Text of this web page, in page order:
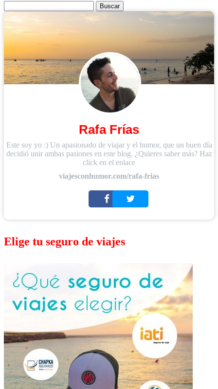
Rafa Frías
Este soy yo :) Un apasionado de viajar y el humor, que un buen día
decidió unir ambas pasiones en este blog. ¿Quieres saber más? Haz
click en el enlace
viajesconhumor.com/rafa-frias
Elige tu seguro de viajes